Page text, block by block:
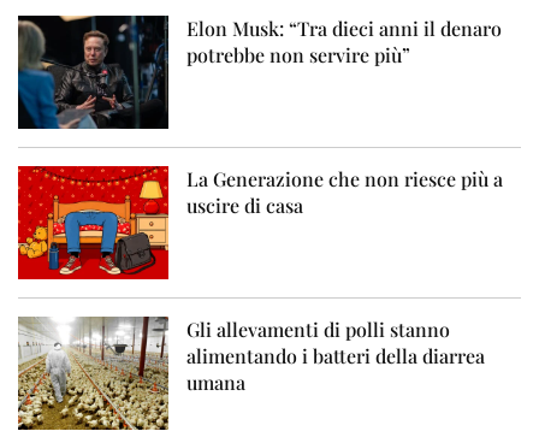
Elon Musk: “Tra dieci anni il denaro
potrebbe non servire più”
La Generazione che non riesce più a
uscire di casa
Gli allevamenti di polli stanno
alimentando i batteri della diarrea
umana